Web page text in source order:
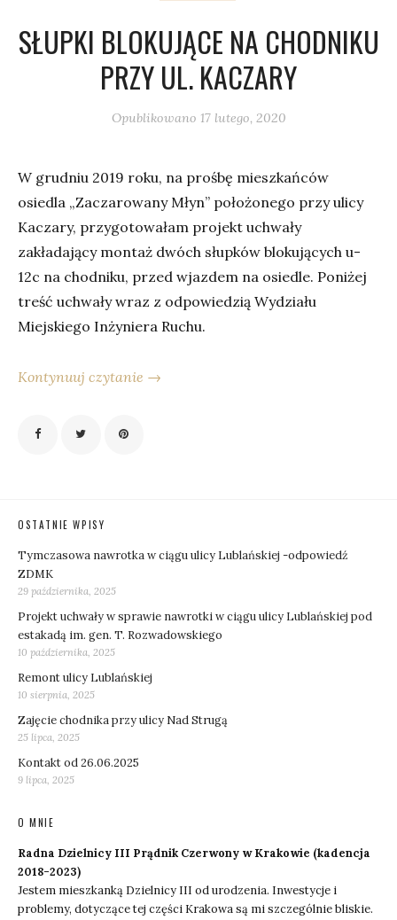
SŁUPKI BLOKUJĄCE NA CHODNIKU
PRZY UL. KACZARY
Opublikowano 17 lutego, 2020
W grudniu 2019 roku, na prośbę mieszkańców
osiedla „Zaczarowany Młyn” położonego przy ulicy
Kaczary, przygotowałam projekt uchwały
zakładający montaż dwóch słupków blokujących u-
12c na chodniku, przed wjazdem na osiedle. Poniżej
treść uchwały wraz z odpowiedzią Wydziału
Miejskiego Inżyniera Ruchu.
Kontynuuj czytanie →
OSTATNIE WPISY
Tymczasowa nawrotka w ciągu ulicy Lublańskiej -odpowiedź
ZDMK
29 października, 2025
Projekt uchwały w sprawie nawrotki w ciągu ulicy Lublańskiej pod
estakadą im. gen. T. Rozwadowskiego
10 października, 2025
Remont ulicy Lublańskiej
10 sierpnia, 2025
Zajęcie chodnika przy ulicy Nad Strugą
25 lipca, 2025
Kontakt od 26.06.2025
9 lipca, 2025
O MNIE
Radna Dzielnicy III Prądnik Czerwony w Krakowie (kadencja
2018-2023)
Jestem mieszkanką Dzielnicy III od urodzenia. Inwestycje i
problemy, dotyczące tej części Krakowa są mi szczególnie bliskie.